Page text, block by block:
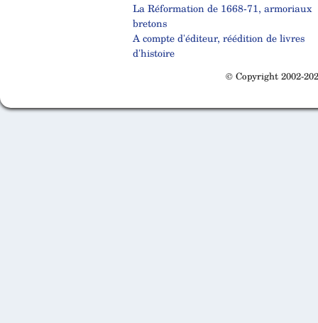
La Réformation de 1668-71, armoriaux
bretons
A compte d'éditeur, réédition de livres
d'histoire
© Copyright 2002-